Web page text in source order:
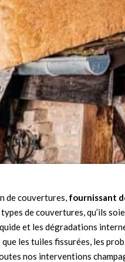
de couvertures, fournissant
de couvertures, qu’ils
et les dégradations
les tuiles fissurées, les
nos interventions